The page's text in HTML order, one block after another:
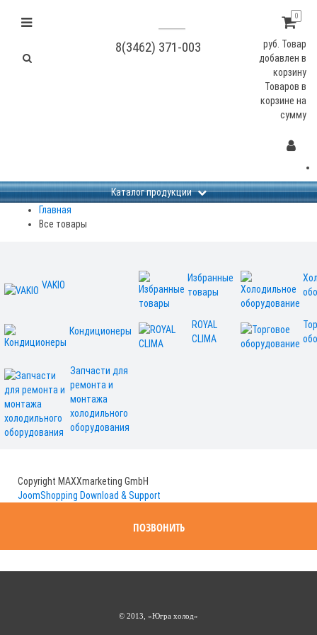
8(3462) 371-003
0
руб. Товар
добавлен в
корзину
Товаров в
корзине на
сумму
Каталог продукции
Главная
Все товары
VAKIO
Избранные
товары
Кондиционеры
ROYAL
CLIMA
Запчасти для
ремонта и
монтажа
холодильного
оборудования
Copyright MAXXmarketing GmbH
JoomShopping Download & Support
ПОЗВОНИТЬ
© 2013, «Югра холод»